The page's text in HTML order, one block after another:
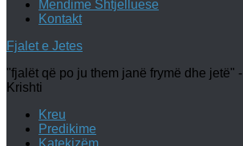
Mendime Shtjelluese
Kontakt
Fjalet e Jetes
"fjalët që po ju them janë frymë dhe jetë"
Krishti
Kreu
Predikime
Katekizëm